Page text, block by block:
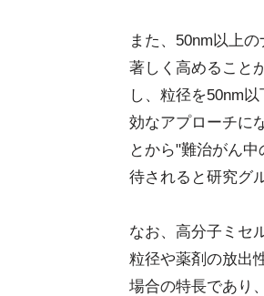
また、50nm以上
著しく高めること
し、粒径を50nm
効なアプローチに
とから"難治がん
待されると研究グ
なお、高分子ミセ
粒径や薬剤の放出
場合の特長であり